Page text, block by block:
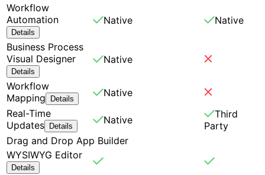
Workflow
Automation
Details
Native Native
Business Process
Visual Designer
Details
Native
Workflow
Mapping
Details
Native
Real-Time
Updates Details
Native
Third
Party
Drag and Drop App Builder
WYSIWYG Editor
Details